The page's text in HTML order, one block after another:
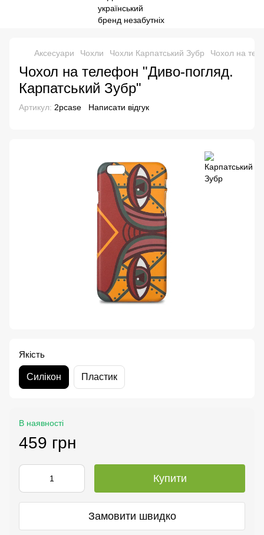
Аксесуари Чохли Чохли Карпатський Зубр Чохол на
Чохол на телефон "Диво-погляд.
Карпатський Зубр"
Артикул: 2pcase Написати відгук
Якість
Силікон Пластик
В наявності
459 грн
Купити
Замовити швидко